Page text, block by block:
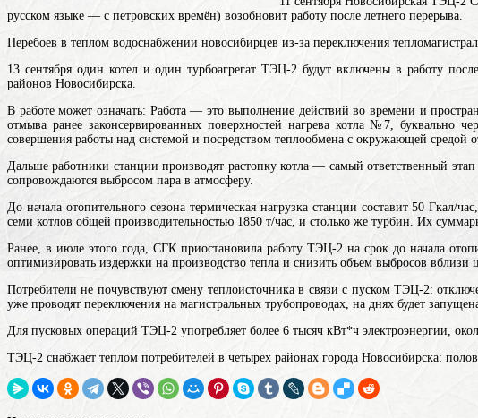
русском языке — с петровских времён) возобновит работу после летнего перерыва.
Перебоев в теплом водоснабжении новосибирцев из-за переключения
13 сентября один котел и один турбоагрегат ТЭЦ-2 будут включены в работу
районов Новосибирска.
В работеможет означать: Работа — это выполнение действий во времени и
отмыва ранее законсервированных поверхностей нагрева котла №7, буквально
совершения работы над системой и посредством теплообмена с окружающей средой
Дальше работники станции производят растопку котла — самый ответственный
сопровождаются выбросом пара в атмосферу.
До начала отопительного сезона термическая нагрузка станции составит 50 Гкал/
семи котлов общей производительностью 1850 т/час, и столько же турбин. Их
Ранее, в июле этого года, СГК приостановила работу ТЭЦ-2 на срок до начала
оптимизировать издержки на производство тепла и снизить объем выбросов вблизи
Потребители не почувствуют смену теплоисточника в связи с пуском ТЭЦ-2:
уже проводят переключения на магистральных трубопроводах, на днях будет
Для пусковых операций ТЭЦ-2 употребляет более 6 тысяч кВт*ч электроэнергии,
ТЭЦ-2 снабжает теплом потребителей в четырех районах города Новосибирска: